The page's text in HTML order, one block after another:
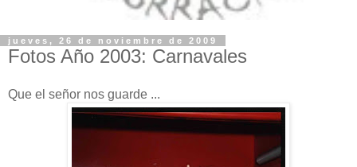
jueves, 26 de noviembre de 2009
Fotos Año 2003: Carnavales
Que el señor nos guarde ...